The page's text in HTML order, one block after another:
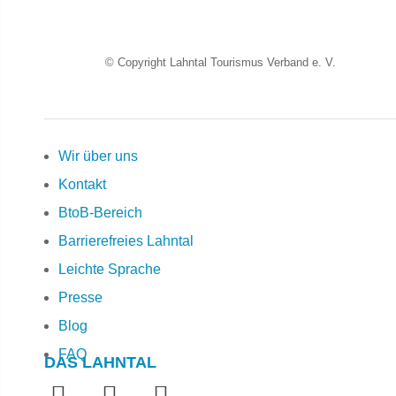
© Copyright Lahntal Tourismus Verband e. V.
Wir über uns
Kontakt
BtoB-Bereich
Barrierefreies Lahntal
Leichte Sprache
Presse
Blog
FAQ
DAS LAHNTAL